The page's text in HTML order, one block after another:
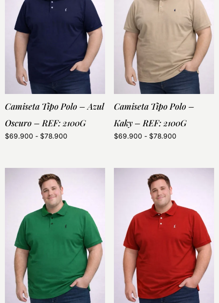
Camiseta Tipo Polo – Azul
Oscuro – REF: 2100G
$69.900 - $78.900
Camiseta Tipo Polo –
Kaky – REF: 2100G
$69.900 - $78.900